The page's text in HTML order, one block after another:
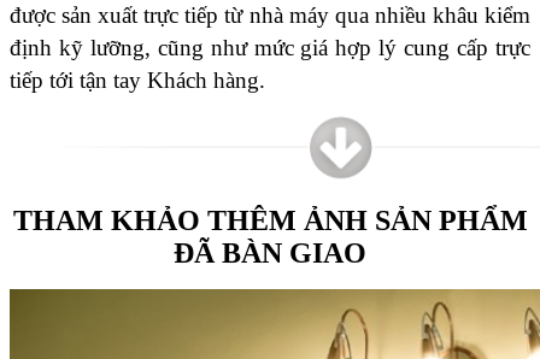
được sản xuất trực tiếp từ nhà máy qua nhiều khâu kiểm
định kỹ lưỡng, cũng như mức giá hợp lý cung cấp trực
tiếp tới tận tay Khách hàng.
THAM KHẢO THÊM ẢNH SẢN PHẨM
ĐÃ BÀN GIAO